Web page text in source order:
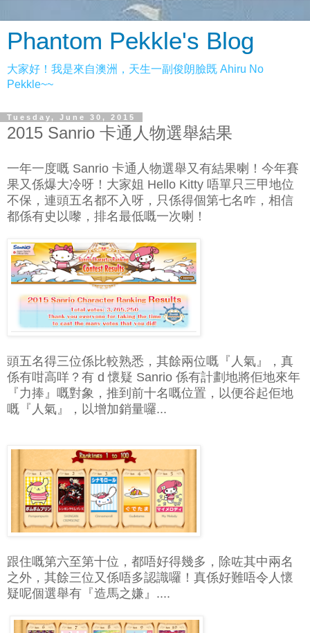
Phantom Pekkle's Blog
大家好！我是來自澳洲，天生一副俊朗臉既 Ahiru No
Pekkle~~
Tuesday, June 30, 2015
2015 Sanrio 卡通人物選舉結果
一年一度嘅 Sanrio 卡通人物選舉又有結果喇！今年賽
果又係爆大冷呀！大家姐 Hello Kitty 唔單只三甲地位
不保，連頭五名都不入呀，只係得個第七名咋，相信
都係有史以嚟，排名最低嘅一次喇！
頭五名得三位係比較熟悉，其餘兩位嘅『人氣』，真
係有咁高咩？有 d 懷疑 Sanrio 係有計劃地將佢地來年
『力捧』嘅對象，推到前十名嘅位置，以便谷起佢地
嘅『人氣』，以增加銷量囉...
跟住嘅第六至第十位，都唔好得幾多，除咗其中兩名
之外，其餘三位又係唔多認識囉！真係好難唔令人懷
疑呢個選舉有『造馬之嫌』....